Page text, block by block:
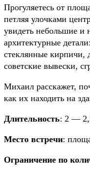
Прогуляетесь от
петляя улочками
увидеть небольшие и
архитектурные
стеклянные кирпичи,
советские вывески,
Михаил расскажет,
как их находить на
Длительность: 2 —
Место встречи:
Ограничение по